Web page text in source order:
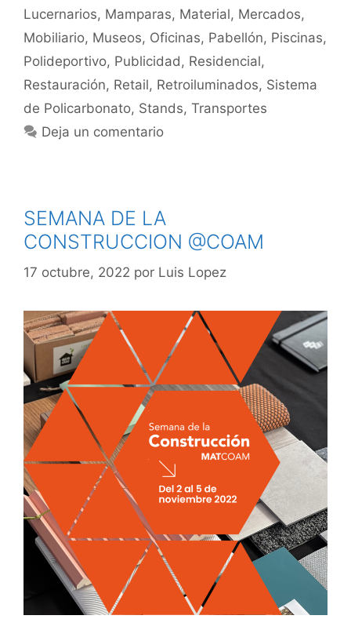
Lucernarios, Mamparas, Material, Mercados,
Mobiliario, Museos, Oficinas, Pabellón, Piscinas,
Polideportivo, Publicidad, Residencial,
Restauración, Retail, Retroiluminados, Sistema
de Policarbonato, Stands, Transportes
Deja un comentario
SEMANA DE LA
CONSTRUCCION @COAM
17 octubre, 2022 por Luis Lopez